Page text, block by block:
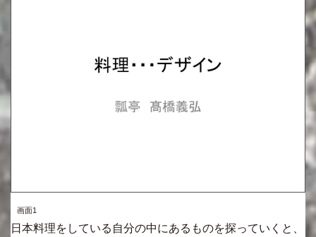
画面1
日本料理をしている自分の中にあるものを探っていくと、